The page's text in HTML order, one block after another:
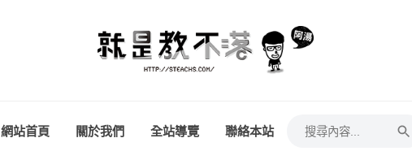
網站首頁 關於我們 全站導覽 聯絡本站